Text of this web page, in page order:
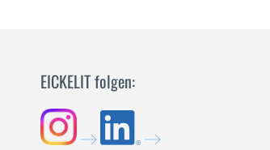
EICKELIT folgen: